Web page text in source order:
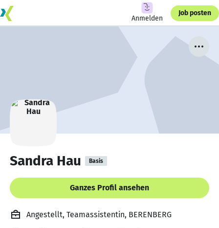
Anmelden
Job posten
Sandra Hau Basis
Ganzes Profil ansehen
Angestellt, Teamassistentin, BERENBERG